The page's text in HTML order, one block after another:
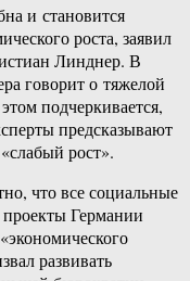
и становится
роста, заявил
Линднер. В
говорит о тяжелой
подчеркивается,
предсказывают
рост».
что все социальные
проекты Германии
развивать